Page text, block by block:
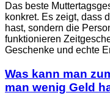
Das beste
konkret. Es zeigt, dass
hast, sondern die
funktionieren
Geschenke und echte
Was kann man
man wenig Geld